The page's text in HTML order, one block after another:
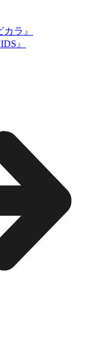
ラ』
』